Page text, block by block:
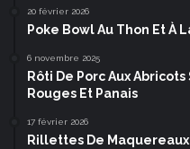
20 février 2026
Poke Bowl Au Thon Et À
6 novembre 2025
Rôti De Porc Aux
Rouges Et Panais
17 février 2026
Rillettes De Maquereaux